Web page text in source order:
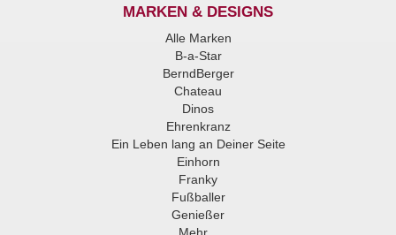
MARKEN & DESIGNS
Alle Marken
B-a-Star
BerndBerger
Chateau
Dinos
Ehrenkranz
Ein Leben lang an Deiner Seite
Einhorn
Franky
Fußballer
Genießer